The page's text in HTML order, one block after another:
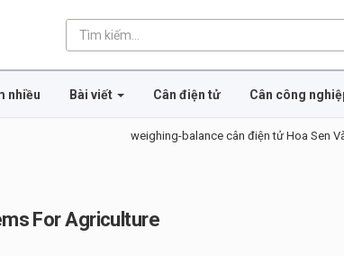
nhiều Bài viết Cân điện tử Cân công
For Agriculture